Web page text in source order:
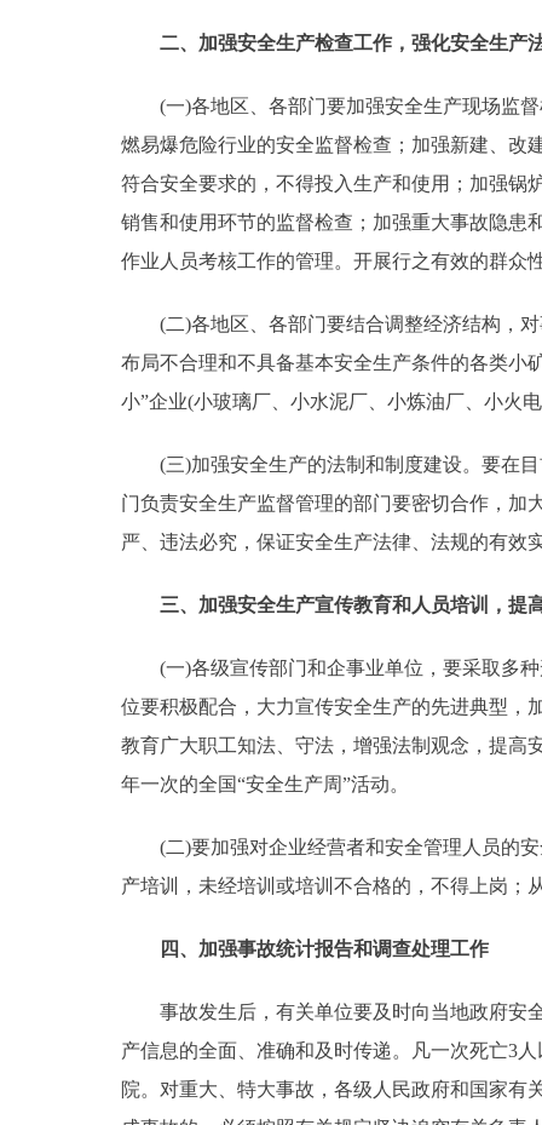
二、加强安全生产检查工作，强化安全生产
(一)各地区、各部门要加强安全生产现场监督
燃易爆危险行业的安全监督检查；加强新建、改
符合安全要求的，不得投入生产和使用；加强锅
销售和使用环节的监督检查；加强重大事故隐患
作业人员考核工作的管理。开展行之有效的群众
(二)各地区、各部门要结合调整经济结构，对
布局不合理和不具备基本安全生产条件的各类小
小”企业(小玻璃厂、小水泥厂、小炼油厂、小火
(三)加强安全生产的法制和制度建设。要在目
门负责安全生产监督管理的部门要密切合作，加
严、违法必究，保证安全生产法律、法规的有效
三、加强安全生产宣传教育和人员培训，提
(一)各级宣传部门和企事业单位，要采取多种
位要积极配合，大力宣传安全生产的先进典型，
教育广大职工知法、守法，增强法制观念，提高
年一次的全国“安全生产周”活动。
(二)要加强对企业经营者和安全管理人员的安
产培训，未经培训或培训不合格的，不得上岗；
四、加强事故统计报告和调查处理工作
事故发生后，有关单位要及时向当地政府安全
产信息的全面、准确和及时传递。凡一次死亡3
院。对重大、特大事故，各级人民政府和国家